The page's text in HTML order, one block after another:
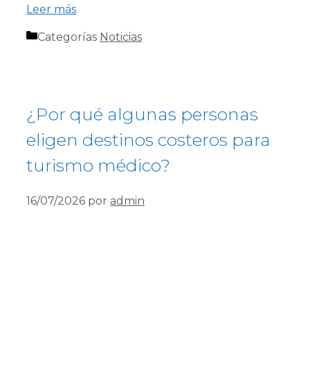
Leer más
Categorías Noticias
¿Por qué algunas personas
eligen destinos costeros para
turismo médico?
16/07/2026 por admin